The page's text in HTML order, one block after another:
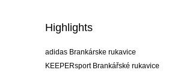
Highlights
adidas Brankárske rukavice
KEEPERsport Brankářské rukavice